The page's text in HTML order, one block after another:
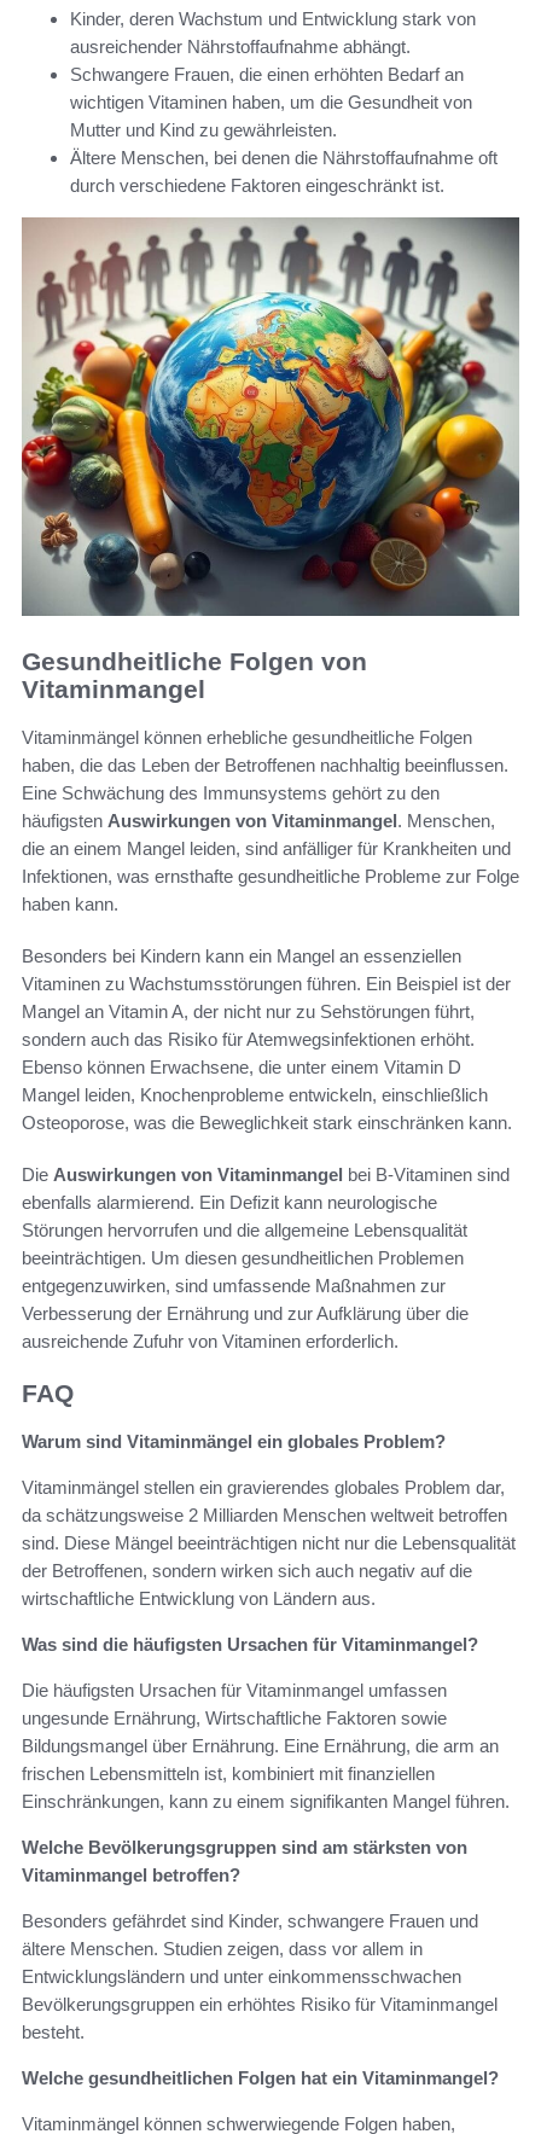
Kinder, deren Wachstum und Entwicklung stark von
ausreichender Nährstoffaufnahme abhängt.
Schwangere Frauen, die einen erhöhten Bedarf an
wichtigen Vitaminen haben, um die Gesundheit von
Mutter und Kind zu gewährleisten.
Ältere Menschen, bei denen die Nährstoffaufnahme oft
durch verschiedene Faktoren eingeschränkt ist.
Gesundheitliche Folgen von
Vitaminmangel
Vitaminmängel können erhebliche gesundheitliche Folgen
haben, die das Leben der Betroffenen nachhaltig beeinflussen.
Eine Schwächung des Immunsystems gehört zu den
häufigsten Auswirkungen von Vitaminmangel. Menschen,
die an einem Mangel leiden, sind anfälliger für Krankheiten und
Infektionen, was ernsthafte gesundheitliche Probleme zur Folge
haben kann.
Besonders bei Kindern kann ein Mangel an essenziellen
Vitaminen zu Wachstumsstörungen führen. Ein Beispiel ist der
Mangel an Vitamin A, der nicht nur zu Sehstörungen führt,
sondern auch das Risiko für Atemwegsinfektionen erhöht.
Ebenso können Erwachsene, die unter einem Vitamin D
Mangel leiden, Knochenprobleme entwickeln, einschließlich
Osteoporose, was die Beweglichkeit stark einschränken kann.
Die Auswirkungen von Vitaminmangel bei B-Vitaminen sind
ebenfalls alarmierend. Ein Defizit kann neurologische
Störungen hervorrufen und die allgemeine Lebensqualität
beeinträchtigen. Um diesen gesundheitlichen Problemen
entgegenzuwirken, sind umfassende Maßnahmen zur
Verbesserung der Ernährung und zur Aufklärung über die
ausreichende Zufuhr von Vitaminen erforderlich.
FAQ
Warum sind Vitaminmängel ein globales Problem?
Vitaminmängel stellen ein gravierendes globales Problem dar,
da schätzungsweise 2 Milliarden Menschen weltweit betroffen
sind. Diese Mängel beeinträchtigen nicht nur die Lebensqualität
der Betroffenen, sondern wirken sich auch negativ auf die
wirtschaftliche Entwicklung von Ländern aus.
Was sind die häufigsten Ursachen für Vitaminmangel?
Die häufigsten Ursachen für Vitaminmangel umfassen
ungesunde Ernährung, Wirtschaftliche Faktoren sowie
Bildungsmangel über Ernährung. Eine Ernährung, die arm an
frischen Lebensmitteln ist, kombiniert mit finanziellen
Einschränkungen, kann zu einem signifikanten Mangel führen.
Welche Bevölkerungsgruppen sind am stärksten von
Vitaminmangel betroffen?
Besonders gefährdet sind Kinder, schwangere Frauen und
ältere Menschen. Studien zeigen, dass vor allem in
Entwicklungsländern und unter einkommensschwachen
Bevölkerungsgruppen ein erhöhtes Risiko für Vitaminmangel
besteht.
Welche gesundheitlichen Folgen hat ein Vitaminmangel?
Vitaminmängel können schwerwiegende Folgen haben,